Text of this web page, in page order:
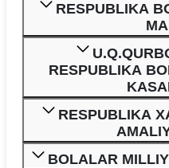
RESPUBLIKA
RESPUBLIKA
RESPUBLIKA
BOLALAR